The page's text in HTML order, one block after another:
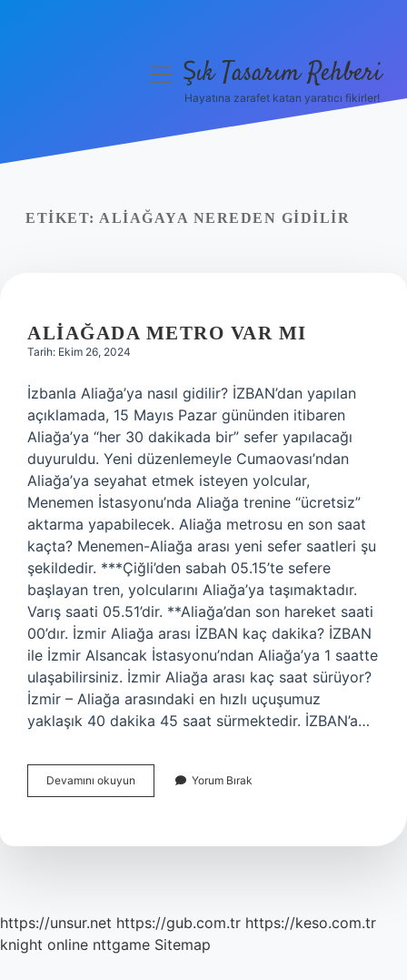
Yasal Uyarı
menüyüŞık Tasarım Rehberi
Hayatına zarafet katan yaratıcı fikirler!
ETIKET: ALIAĞAYA NEREDEN GIDILIR
ALIAĞADA METRO VAR MI
Tarih: Ekim 26, 2024
İzbanla Aliağa’ya nasıl gidilir? İZBAN’dan yapılan
açıklamada, 15 Mayıs Pazar gününden itibaren
Aliağa’ya “her 30 dakikada bir” sefer yapılacağı
duyuruldu. Yeni düzenlemeyle Cumaovası’ndan
Aliağa’ya seyahat etmek isteyen yolcular,
Menemen İstasyonu’nda Aliağa trenine “ücretsiz”
aktarma yapabilecek. Aliağa metrosu en son saat
kaçta? Menemen-Aliağa arası yeni sefer saatleri şu
şekildedir. ***Çiğli’den sabah 05.15’te sefere
başlayan tren, yolcularını Aliağa’ya taşımaktadır.
Varış saati 05.51’dir. **Aliağa’dan son hareket saati
00’dır. İzmir Aliağa arası İZBAN kaç dakika? İZBAN
ile İzmir Alsancak İstasyonu’ndan Aliağa’ya 1 saatte
ulaşabilirsiniz. İzmir Aliağa arası kaç saat sürüyor?
İzmir – Aliağa arasındaki en hızlı uçuşumuz
yaklaşık 40 dakika 45 saat sürmektedir. İZBAN’a…
Devamını okuyun Aliağada
Metro
Yorum Bırak
https://unsur.net https://gub.com.tr https://keso.com.tr
knight online nttgame Sitemap